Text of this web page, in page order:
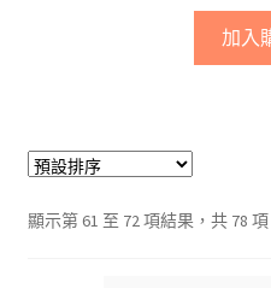
加入
顯示第 61 至 72 項結果，共 78 項